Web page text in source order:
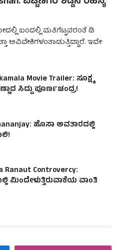
ಬಂದಲ್ಲಿ ಮತಿಗೆಟ್ಟವರಂತೆ ಡಿ
ಅವಿವೇಕಿಗಳಂತಾಡುತ್ತಿದ್ದಾರೆ. ಇದೇ
Movie Trailer: ಸೂಕ್ಷ್ಮ
ಸಿದ್ದು ಪೂರ್ಣಚಂದ್ರ!
ಹೊಸಾ ಅವತಾರದಲ್ಲಿ
Ranaut Controvercy:
ಮಿಂದೇಳುತ್ತಿರುವಾಕೆಯ ವಾಂತಿ